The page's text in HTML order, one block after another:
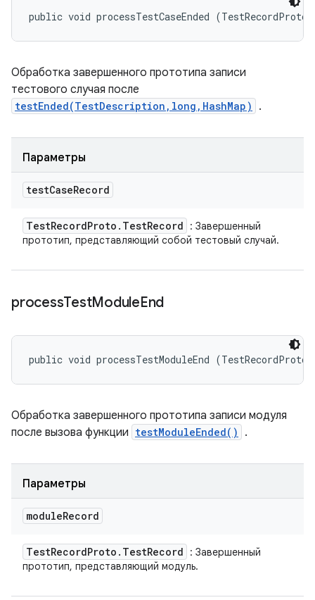
public void processTestCaseEnded
Обработка завершенного прототипа записи
тестового случая после
testEnded(TestDescription,long,HashMap) .
Параметры
testCaseRecord
TestRecordProto . TestRecord
: Завершенный
прототип, представляющий собой тестовый случай.
processTestModuleEnd
public void processTestModuleEnd
Обработка завершенного прототипа записи модуля
после вызова функции testModuleEnded() .
Параметры
moduleRecord
TestRecordProto . TestRecord
: Завершенный
прототип, представляющий модуль.